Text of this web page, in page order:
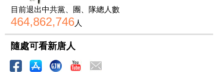
目前退出中共黨、團、隊總人數
464,862,746人
隨處可看新唐人